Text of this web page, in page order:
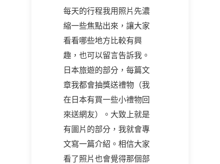
每天的行程我用照片先濃
縮一些焦點出來，讓大家
看看哪些地方比較有興
趣，也可以留言告訴我。
日本旅遊的部分，每篇文
章我都會抽獎送禮物（我
在日本有買一些小禮物回
來送網友）。大致上就是
有圖片的部分，我就會專
文寫一篇介紹。相信大家
看了照片也會覺得那個部